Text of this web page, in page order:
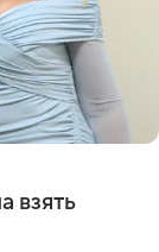
взять